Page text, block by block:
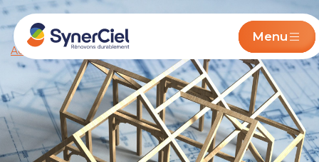
Menu
Accueil / Gestion et Conception du bâtiment